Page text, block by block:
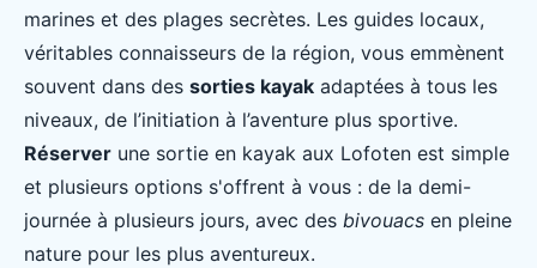
marines et des plages secrètes. Les guides locaux,
véritables connaisseurs de la région, vous emmènent
souvent dans des sorties kayak adaptées à tous les
niveaux, de l’initiation à l’aventure plus sportive.
Réserver une sortie en kayak aux Lofoten est simple
et plusieurs options s'offrent à vous : de la demi-
journée à plusieurs jours, avec des bivouacs en pleine
nature pour les plus aventureux.